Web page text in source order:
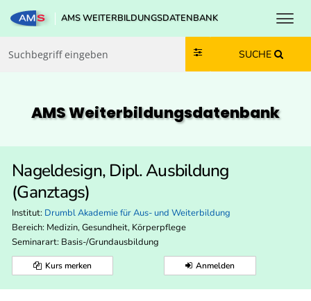
Zum Inhalt springen
Zum Navmenü springen
Zur Suche springen
Zur Footer springen
AMS WEITERBILDUNGSDATENBANK
SUCHE
AMS Weiterbildungs­datenbank
Nageldesign, Dipl. Ausbildung
(Ganztags)
Institut: Drumbl Akademie für Aus- und Weiterbildung
Bereich: Medizin, Gesundheit, Körperpflege
Seminarart: Basis-/Grundausbildung
Kurs merken Anmelden